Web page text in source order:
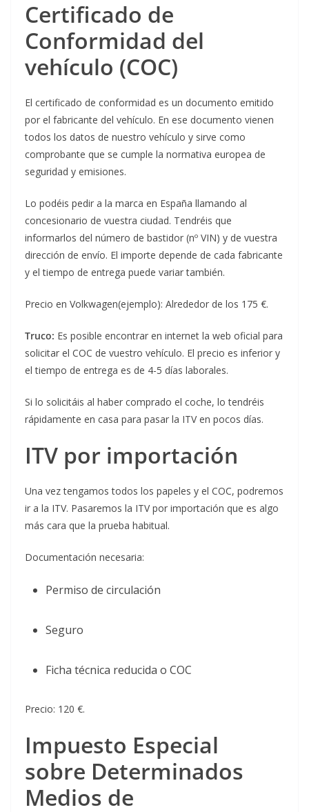
Certificado de
Conformidad del
vehículo (COC)
El certificado de conformidad es un documento emitido
por el fabricante del vehículo. En ese documento vienen
todos los datos de nuestro vehículo y sirve como
comprobante que se cumple la normativa europea de
seguridad y emisiones.
Lo podéis pedir a la marca en España llamando al
concesionario de vuestra ciudad. Tendréis que
informarlos del número de bastidor (nº VIN) y de vuestra
dirección de envío. El importe depende de cada fabricante
y el tiempo de entrega puede variar también.
Precio en Volkwagen(ejemplo): Alrededor de los 175 €.
Truco: Es posible encontrar en internet la web oficial para
solicitar el COC de vuestro vehículo. El precio es inferior y
el tiempo de entrega es de 4-5 días laborales.
Si lo solicitáis al haber comprado el coche, lo tendréis
rápidamente en casa para pasar la ITV en pocos días.
ITV por importación
Una vez tengamos todos los papeles y el COC, podremos
ir a la ITV. Pasaremos la ITV por importación que es algo
más cara que la prueba habitual.
Documentación necesaria:
Permiso de circulación
Seguro
Ficha técnica reducida o COC
Precio: 120 €.
Impuesto Especial
sobre Determinados
Medios de